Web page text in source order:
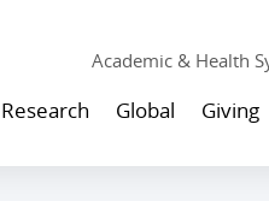
Academic & Health
Research Global Giving